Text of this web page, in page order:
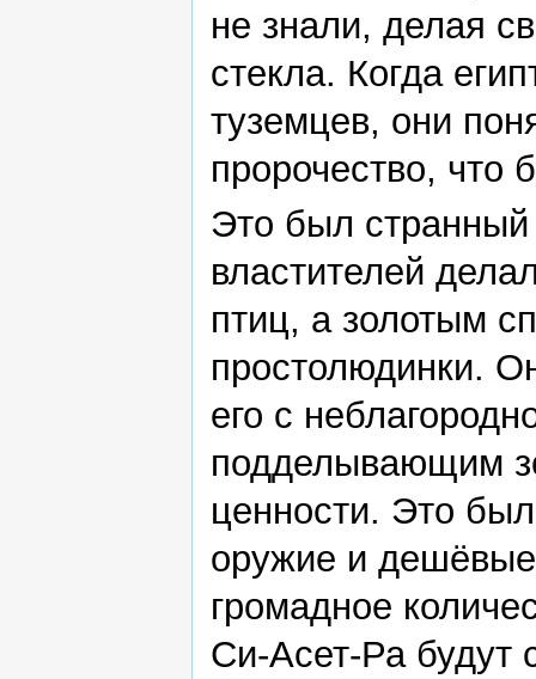
не знали, делая
стекла. Когда
туземцев, они
пророчество, что
Это был
властителей
птиц, а золотым
простолюдинки.
его с
подделывающим
ценности. Это
оружие и
громадное
Си-Асет-Ра будут